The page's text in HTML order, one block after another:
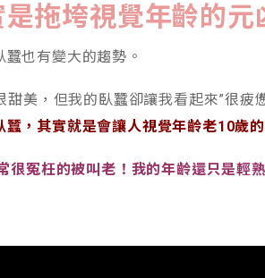
拖垮視覺年齡的元
也有變大的趨勢。
甜美，但我的臥蠶卻讓我看起來”很
，其實就是會讓人視覺年齡老10歲的
很冤枉的被叫老！我的年齡還只是輕